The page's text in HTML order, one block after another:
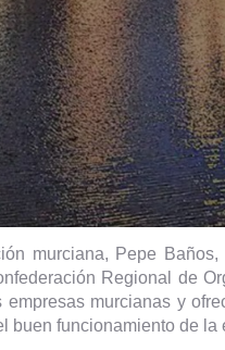
murciana, Pepe
Regional de
murcianas y
buen funcionamiento de la